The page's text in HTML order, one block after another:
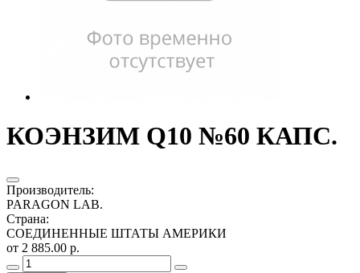
КОЭНЗИМ Q10 №60 КАПС.
Производитель:
PARAGON LAB.
Страна:
СОЕДИНЕННЫЕ ШТАТЫ АМЕРИКИ
от 2 885.00 р.